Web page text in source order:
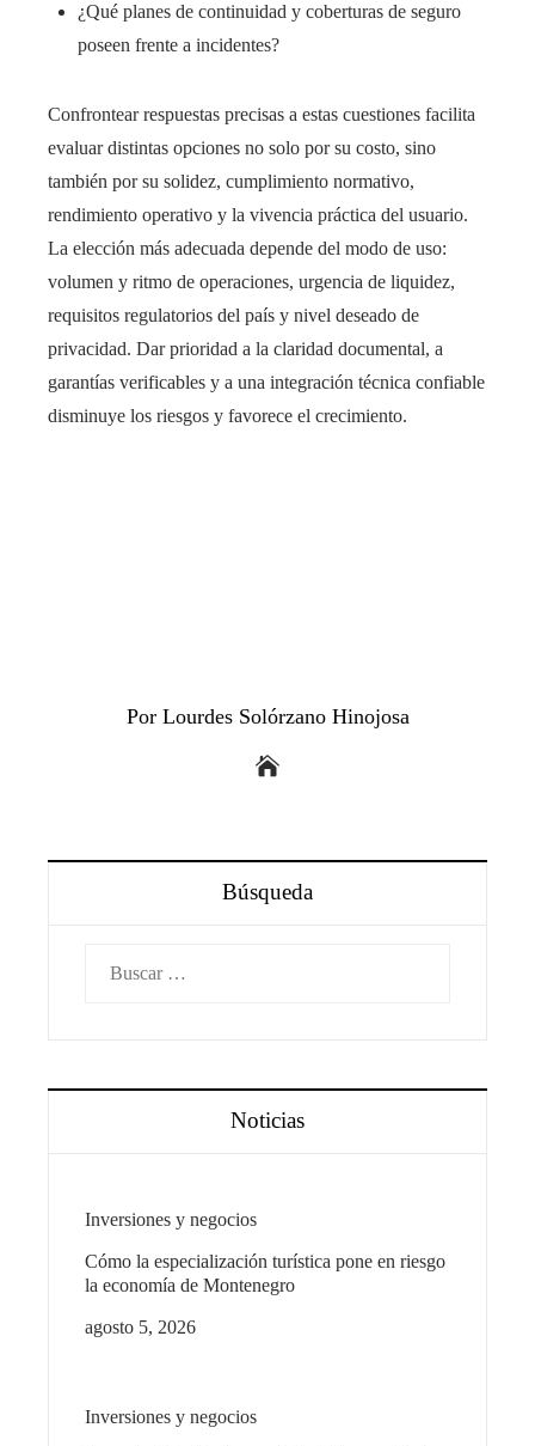
¿Qué planes de continuidad y coberturas de seguro
poseen frente a incidentes?
Confrontear respuestas precisas a estas cuestiones facilita
evaluar distintas opciones no solo por su costo, sino
también por su solidez, cumplimiento normativo,
rendimiento operativo y la vivencia práctica del usuario.
La elección más adecuada depende del modo de uso:
volumen y ritmo de operaciones, urgencia de liquidez,
requisitos regulatorios del país y nivel deseado de
privacidad. Dar prioridad a la claridad documental, a
garantías verificables y a una integración técnica confiable
disminuye los riesgos y favorece el crecimiento.
Por Lourdes Solórzano Hinojosa
Búsqueda
Noticias
Inversiones y negocios
Cómo la especialización turística pone en riesgo
la economía de Montenegro
agosto 5, 2026
Inversiones y negocios